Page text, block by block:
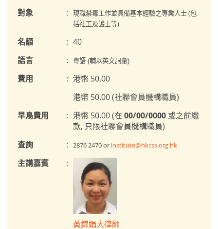
對象 :
現職禁毒工作並具備基本經驗之專業人士 (包
括社工及護士等)
名額 : 40
語言
: 粵語 (輔以英文詞彙)
費用 : 港幣 50.00
港幣 50.00 (社聯會員機構職員)
早鳥費用
: 港幣 50.00 (在 00/00/0000 或之前繳
款, 只限社聯會員機構職員)
查詢
: 2876 2470 or institute@hkcss.org.hk
主講嘉賓 :
黃錦娟大律師